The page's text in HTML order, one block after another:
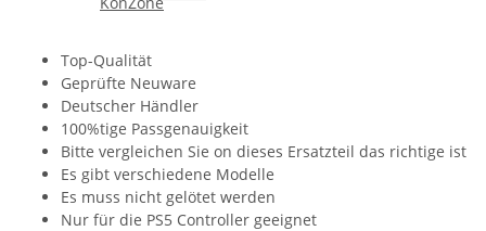
Top-Qualität
Geprüfte Neuware
Deutscher Händler
100%tige Passgenauigkeit
Bitte vergleichen Sie on dieses Ersatzteil das richtige ist
Es gibt verschiedene Modelle
Es muss nicht gelötet werden
Nur für die PS5 Controller geeignet